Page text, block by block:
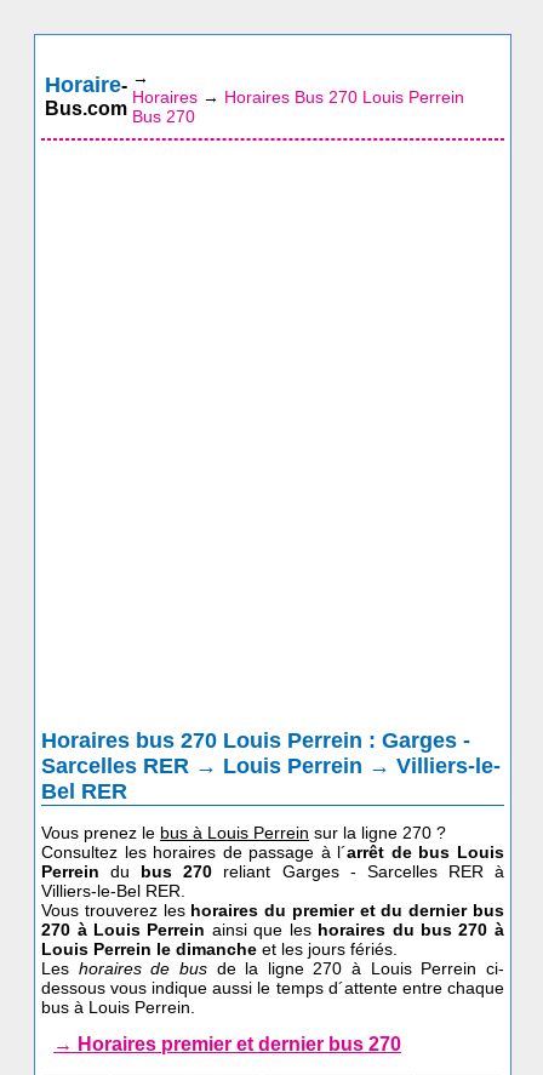
Horaire-
Bus.com
→
Horaires
Bus 270
→ Horaires Bus 270 Louis Perrein
Horaires bus 270 Louis Perrein : Garges -
Sarcelles RER → Louis Perrein → Villiers-le-
Bel RER
Vous prenez le bus à Louis Perrein sur la ligne 270 ?
Consultez les horaires de passage à l´arrêt de bus Louis
Perrein du bus 270 reliant Garges - Sarcelles RER à
Villiers-le-Bel RER.
Vous trouverez les horaires du premier et du dernier bus
270 à Louis Perrein ainsi que les horaires du bus 270 à
Louis Perrein le dimanche et les jours fériés.
Les horaires de busde la ligne 270 à Louis Perrein ci-
dessous vous indique aussi le temps d´attente entre chaque
bus à Louis Perrein.
→ Horaires premier et dernier bus 270